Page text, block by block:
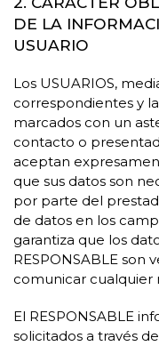
DE LA
USUARIO
Los USUARIOS,
correspondientes y
marcados con un
contacto o
aceptan
que sus datos son
por parte del
de datos en los
garantiza que los
RESPONSABLE son
comunicar cualquier
El RESPONSABLE
solicitados a través